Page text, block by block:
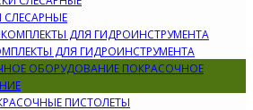
СЛЕСАРНЫЕ
ДЛЯ ГИДРОИНСТРУМЕНТА
ПОКРАСОЧНОЕ